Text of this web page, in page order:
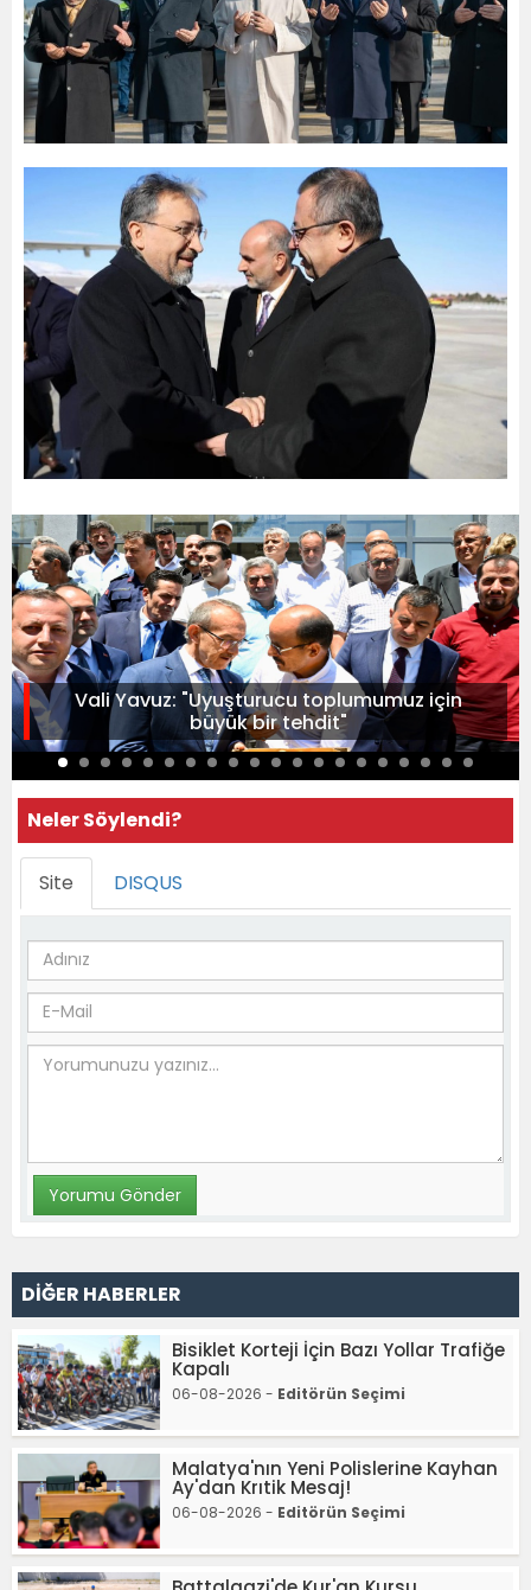
Vali Yavuz: "Uyuşturucu toplumumuz için
büyük bir tehdit"
Neler Söylendi?
Site DISQUS
DİĞER HABERLER
Bisiklet Korteji İçin Bazı Yollar Trafiğe
Kapalı
06-08-2026 - Editörün Seçimi
Malatya'nın Yeni Polislerine Kayhan
Ay'dan Krıtik Mesaj!
06-08-2026 - Editörün Seçimi